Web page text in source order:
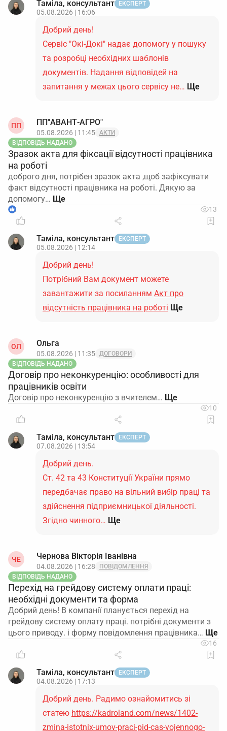
Таміла, консультант ЕКСПЕРТ
05.08.2026 | 16:06
Добрий день!
Сервіс "Окі-Докі" надає допомогу у пошуку
та розробці необхідних шаблонів
документів. Надання відповідей на
запитання у межах цього сервісу не… Ще
ПП ПП"АВАНТ-АГРО"
05.08.2026 | 11:45 АКТИ
ВІДПОВІДЬ НАДАНО
Зразок акта для фіксації відсутності працівника
на роботі
доброго дня, потрібен зразок акта ,щоб зафіксувати
факт відсутності працівника на роботі. Дякую за
допомогу…
1 13
Таміла, консультант ЕКСПЕРТ
05.08.2026 | 12:14
Добрий день!
Потрібний Вам документ можете
завантажити за посиланням Акт про
відсутність працівника на роботі Ще
ОЛ Ольга
05.08.2026 | 11:35 ДОГОВОРИ
ВІДПОВІДЬ НАДАНО
Договір про неконкуренцію: особливості для
працівників освіти
Договір про неконкуренцію з вчителем…
10
Таміла, консультант ЕКСПЕРТ
07.08.2026 | 13:54
Добрий день.
Ст. 42 та 43 Конституції України прямо
передбачає право на вільний вибір праці та
здійснення підприємницької діяльності.
Згідно чинного… Ще
ЧЕ Чернова Вікторія Іванівна
04.08.2026 | 16:28
ПОВІДОМЛЕННЯ
ВІДПОВІДЬ НАДАНО
Перехід на грейдову систему оплати праці:
необхідні документи та форма
Добрий день! В компанії планується перехід на
грейдову систему оплату праці. потрібні документи з
цього приводу. і форму повідомлення працівника…
16
Таміла, консультант ЕКСПЕРТ
04.08.2026 | 17:13
Добрий день. Радимо ознайомитись зі
статею https://kadroland.com/news/1402-
zmina-istotnix-umov-praci-pid-cas-vojennogo-